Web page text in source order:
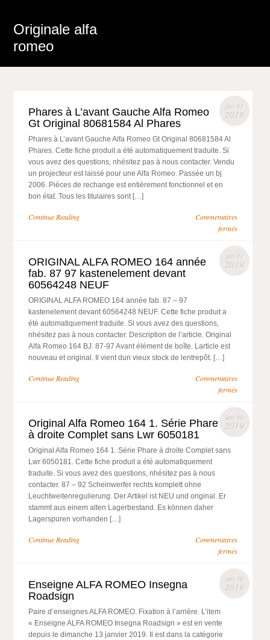
Originale alfa
romeo
jan 31
2019
Phares à L’avant Gauche Alfa Romeo
Gt Original 80681584 Al Phares
Phares à L’avant Gauche Alfa Romeo Gt Original 80681584 Al
Phares. Cette fiche produit a été automatiquement traduite. Si
vous avez des questions, nhésitez pas à nous contacter. Vendu
un projecteur est laissé pour une Alfa Romeo. Passée un bj
2006. Pièces de rechange est entièrement fonctionnel et en
bon état. Tous les titulaires sont […]
Continue Reading
Commentaires
fermés
jan 31
2019
ORIGINAL ALFA ROMEO 164 année
fab. 87 97 kastenelement devant
60564248 NEUF
ORIGINAL ALFA ROMEO 164 année fab. 87 – 97
kastenelement devant 60564248 NEUF. Cette fiche produit a
été automatiquement traduite. Si vous avez des questions,
nhésitez pas à nous contacter. Description de l’article. Original
Alfa Romeo 164 BJ. 87-97 Avant élément de boîte. Larticle est
nouveau et original. Il vient dun vieux stock de lentrepôt. […]
Continue Reading
Commentaires
fermés
jan 30
2019
Original Alfa Romeo 164 1. Série Phare
à droite Complet sans Lwr 6050181
Original Alfa Romeo 164 1. Série Phare à droite Complet sans
Lwr 6050181. Cette fiche produit a été automatiquement
traduite. Si vous avez des questions, nhésitez pas à nous
contacter. 87 – 92 Scheinwerfer rechts komplett ohne
Leuchtweitenregulierung. Der Artikel ist NEU und original. Er
stammt aus einem alten Lagerbestand. Es können daher
Lagerspuren vorhanden […]
Continue Reading
Commentaires
fermés
jan 30
2019
Enseigne ALFA ROMEO Insegna
Roadsign
Paire d’enseignes ALFA ROMEO. Fixation à l’arrière. L’item
« Enseigne ALFA ROMEO Insegna Roadsign » est en vente
depuis le dimanche 13 janvier 2019. Il est dans la catégorie